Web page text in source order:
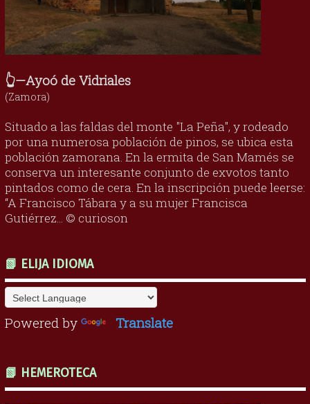
👆—Ayoó de Vidriales
(Zamora)
Situado a las faldas del monte "La Peña", y rodeado
por una numerosa población de pinos, se ubica esta
población zamorana. En la ermita de San Mamés se
conserva un interesante conjunto de exvotos tanto
pintados como de cera. En la inscripción puede leerse:
“A Francisco Tábara y a su mujer Francisca
Gutiérrez... © curioson
📗 ELIJA IDIOMA
Powered by Translate
📗 HEMEROTECA